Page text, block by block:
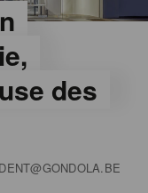
des